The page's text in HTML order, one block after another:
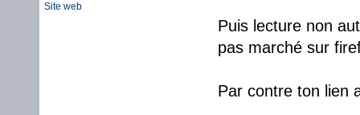
Site web
Puis lecture non
pas marché sur
Par contre ton lien